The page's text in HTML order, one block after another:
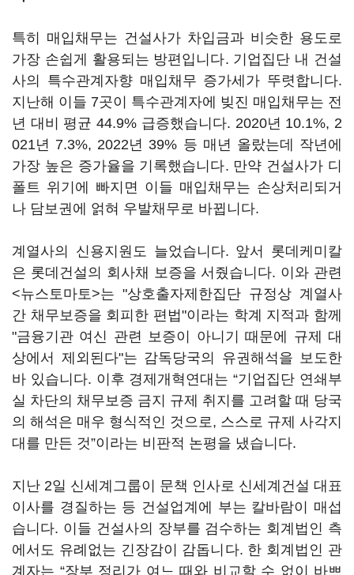
특히 매입채무는 건설사가 차입금과 비슷한 용도로
가장 손쉽게 활용되는 방편입니다. 기업집단 내 건설
사의 특수관계자향 매입채무 증가세가 뚜렷합니다.
지난해 이들 7곳이 특수관계자에 빚진 매입채무는 전
년 대비 평균 44.9% 급증했습니다. 2020년 10.1%, 2
021년 7.3%, 2022년 39% 등 매년 올랐는데 작년에
가장 높은 증가율을 기록했습니다. 만약 건설사가 디
폴트 위기에 빠지면 이들 매입채무는 손상처리되거
나 담보권에 얽혀 우발채무로 바뀝니다.
계열사의 신용지원도 늘었습니다. 앞서 롯데케미칼
은 롯데건설의 회사채 보증을 서줬습니다. 이와 관련
<뉴스토마토>는 "상호출자제한집단 규정상 계열사
간 채무보증을 회피한 편법"이라는 학계 지적과 함께
"금융기관 여신 관련 보증이 아니기 때문에 규제 대
상에서 제외된다"는 감독당국의 유권해석을 보도한
바 있습니다. 이후 경제개혁연대는 “기업집단 연쇄부
실 차단의 채무보증 금지 규제 취지를 고려할 때 당국
의 해석은 매우 형식적인 것으로, 스스로 규제 사각지
대를 만든 것”이라는 비판적 논평을 냈습니다.
지난 2일 신세계그룹이 문책 인사로 신세계건설 대표
이사를 경질하는 등 건설업계에 부는 칼바람이 매섭
습니다. 이들 건설사의 장부를 검수하는 회계법인 측
에서도 유례없는 긴장감이 감돕니다. 한 회계법인 관
계자는 “장부 정리가 여느 때와 비교할 수 없이 바쁘